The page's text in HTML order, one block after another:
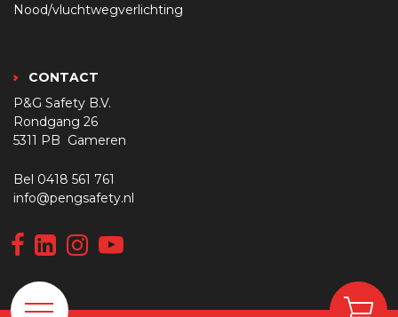
Nood/vluchtwegverlichting
CONTACT
P&G Safety B.V.
Rondgang 26
5311 PB Gameren
Bel 0418 561 761
info@pengsafety.nl